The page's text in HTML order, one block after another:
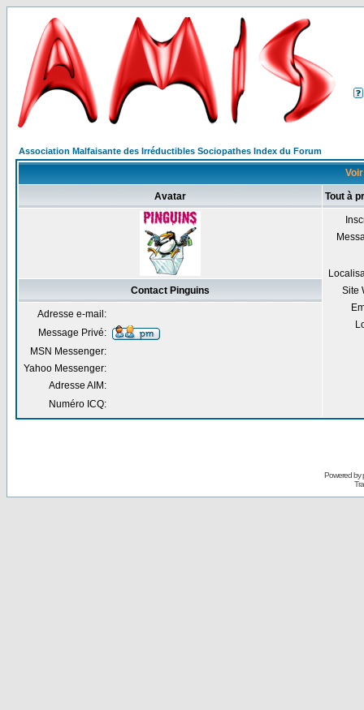
Association Malfaisante des Irréductibles Sociopathes Index du Forum
Avatar Tout à
Site
Contact Pinguins
Adresse e-mail:
Message Privé:
MSN Messenger:
Yahoo Messenger:
Adresse AIM:
Numéro ICQ:
Powered by